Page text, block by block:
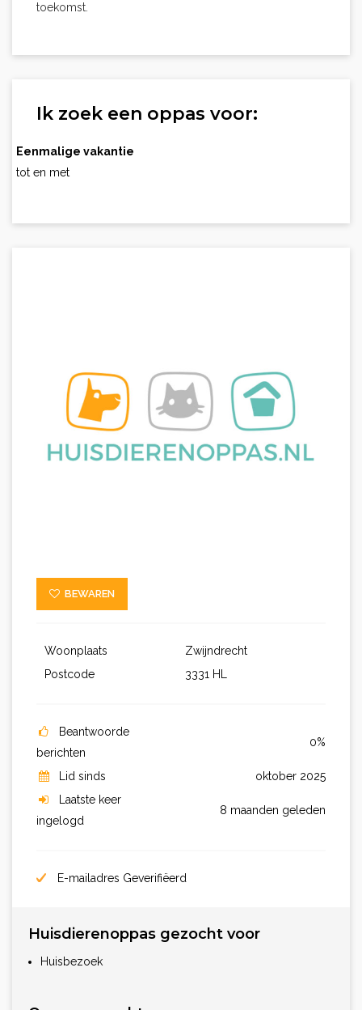
toekomst.
Ik zoek een oppas voor:
Eenmalige vakantie
tot en met
BEWAREN
Woonplaats
Zwijndrecht
Postcode
3331 HL
Beantwoorde
berichten
0%
Lid sinds
oktober 2025
Laatste keer
ingelogd
8 maanden geleden
E-mailadres Geverifiëerd
Huisdierenoppas gezocht voor
Huisbezoek